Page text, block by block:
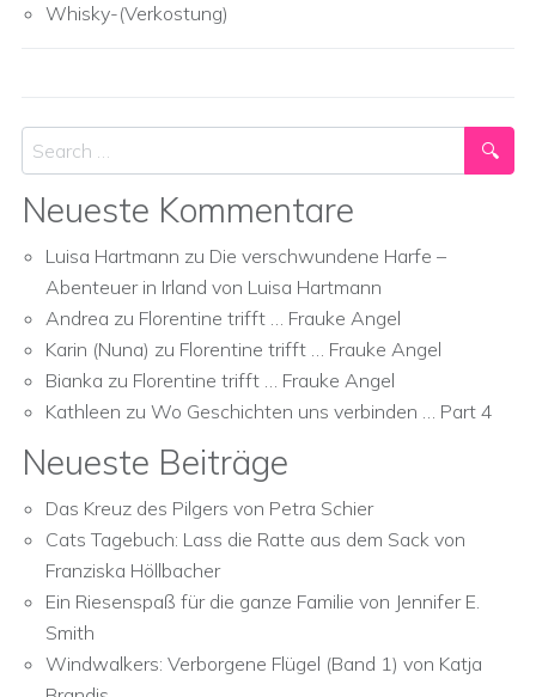
Whisky-(Verkostung)
Search
Neueste Kommentare
Luisa Hartmann zu Die verschwundene Harfe –
Abenteuer in Irland von Luisa Hartmann
Andrea zu Florentine trifft … Frauke Angel
Karin (Nuna) zu Florentine trifft … Frauke Angel
Bianka zu Florentine trifft … Frauke Angel
Kathleen zu Wo Geschichten uns verbinden … Part 4
Neueste Beiträge
Das Kreuz des Pilgers von Petra Schier
Cats Tagebuch: Lass die Ratte aus dem Sack von
Franziska Höllbacher
Ein Riesenspaß für die ganze Familie von Jennifer E.
Smith
Windwalkers: Verborgene Flügel (Band 1) von Katja